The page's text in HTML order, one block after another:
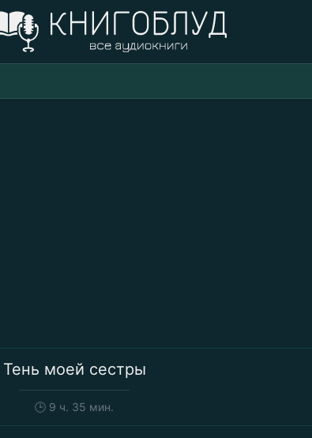
Тень моей сестры
🕒 9 ч. 35 мин.